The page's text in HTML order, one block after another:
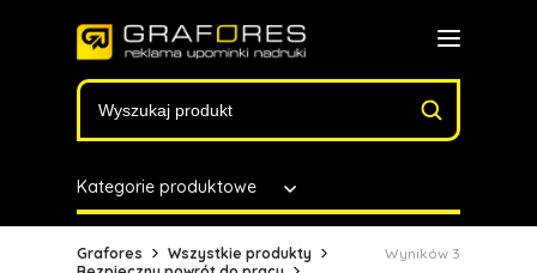
Kategorie produktowe
Grafores
Wszystkie produkty
Wyników 3